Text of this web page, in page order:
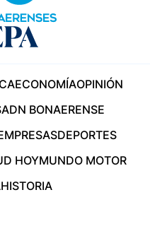
ECONOMÍAOPINIÓN
ADN BONAERENSE
DEPORTES
HOYMUNDO MOTOR
HISTORIA